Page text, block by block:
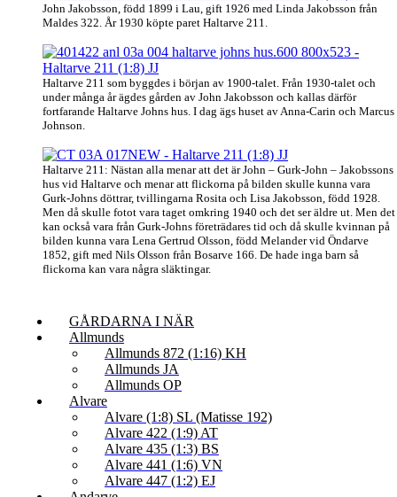
John Jakobsson, född 1899 i Lau, gift 1926 med Linda Jakobsson från
Maldes 322. År 1930 köpte paret Haltarve 211.
Haltarve 211 som byggdes i början av 1900-talet. Från 1930-talet och
under många år ägdes gården av John Jakobsson och kallas därför
fortfarande Haltarve Johns hus. I dag ägs huset av Anna-Carin och Marcus
Johnson.
Haltarve 211: Nästan alla menar att det är John – Gurk-John – Jakobssons
hus vid Haltarve och menar att flickorna på bilden skulle kunna vara
Gurk-Johns döttrar, tvillingarna Rosita och Lisa Jakobsson, född 1928.
Men då skulle fotot vara taget omkring 1940 och det ser äldre ut. Men det
kan också vara från Gurk-Johns företrädares tid och då skulle kvinnan på
bilden kunna vara Lena Gertrud Olsson, född Melander vid Öndarve
1852, gift med Nils Olsson från Bosarve 166. De hade inga barn så
flickorna kan vara några släktingar.
GÅRDARNA I NÄR
Allmunds
Allmunds 872 (1:16) KH
Allmunds JA
Allmunds OP
Alvare
Alvare (1:8) SL (Matisse 192)
Alvare 422 (1:9) AT
Alvare 435 (1:3) BS
Alvare 441 (1:6) VN
Alvare 447 (1:2) EJ